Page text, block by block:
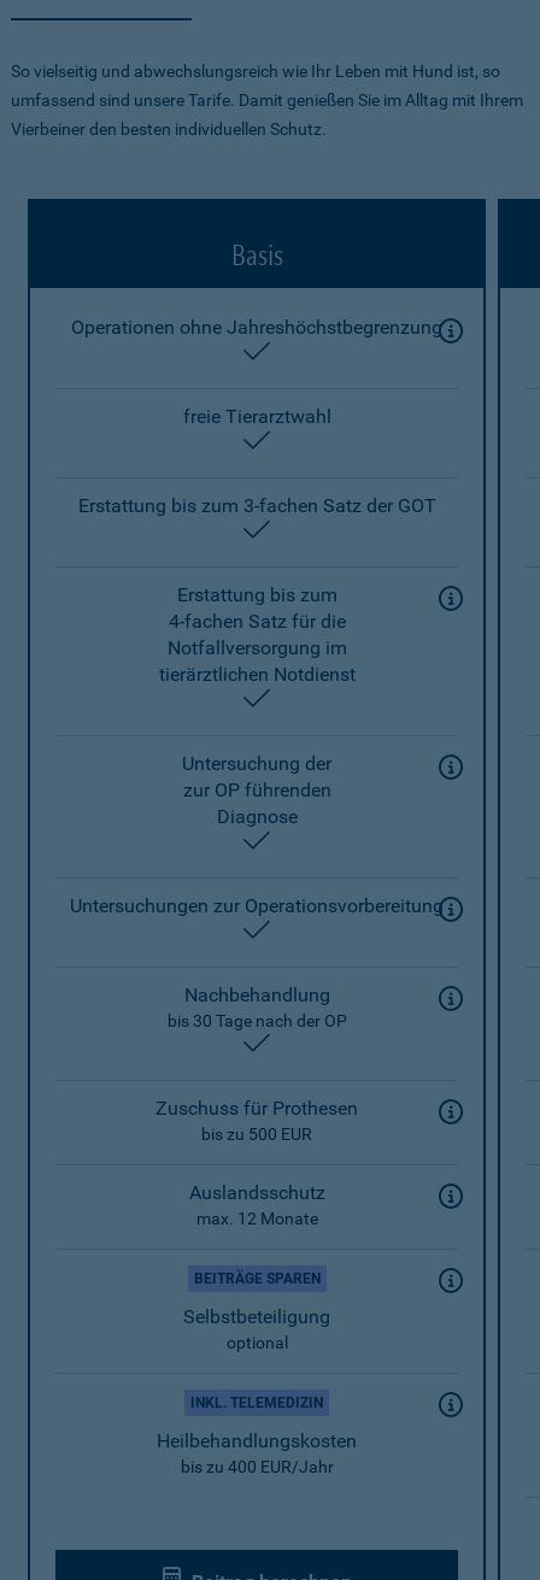
So vielseitig und abwechslungsreich wie Ihr Leben mit Hund ist, so
umfassend sind unsere Tarife. Damit genießen Sie im Alltag mit Ihrem
Vierbeiner den besten individuellen Schutz.
Basis
Operationen ohne Jahreshöchstbegrenzung
freie Tierarztwahl
Erstattung bis zum 3-fachen Satz der GOT
Erstattung bis zum
4-fachen Satz für die
Notfallversorgung im
tierärztlichen Notdienst
Untersuchung der
zur OP führenden
Diagnose
Untersuchungen zur Operationsvorbereitung
Nachbehandlung
bis 30 Tage nach der OP
Zuschuss für Prothesen
bis zu 500 EUR
Auslandsschutz
max. 12 Monate
BEITRÄGE SPAREN
Selbstbeteiligung
optional
INKL. TELEMEDIZIN
Heilbehandlungskosten
bis zu 400 EUR/Jahr